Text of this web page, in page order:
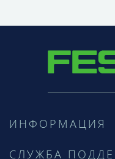
ИНФОРМАЦИЯ
СЛУЖБА